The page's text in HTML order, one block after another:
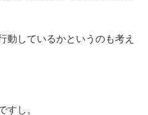
動しているかというのも考え
すし。